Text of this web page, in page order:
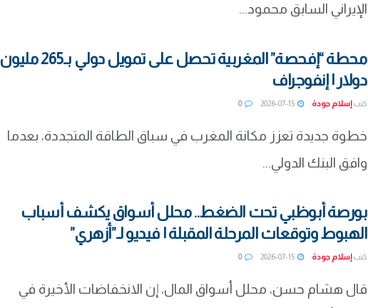
الإيراني السابق محمود...
محطة “إفحصة” المغربية تحصل على تمويل دولي بـ265 مليون
دولار | إنفوجراف
كتب إسلام جودة 2026-07-15
0
خطوة جديدة تعزز مكانة المغرب في سباق الطاقة المتجددة، بعدما
وافق البنك الدولي...
بورصة أبوظبي تحت الضغط.. محلل أسواق يكشف أسباب
الهبوط وتوقعات المرحلة المقبلة | فيديو لـ”أزهري”
كتب إسلام جودة 2026-07-15
0
قال هشام حسن، محلل أسواق المال، إن الانخفاضات الأخيرة في